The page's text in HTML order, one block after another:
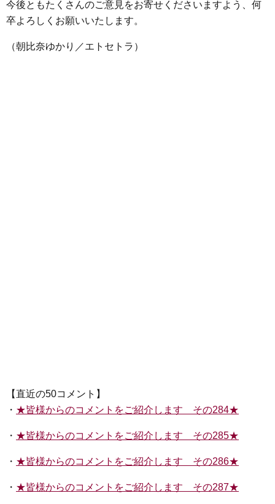
今後ともたくさんのご意見をお寄せくださいますよう、何
卒よろしくお願いいたします。
（朝比奈ゆかり／エトセトラ）
【直近の50コメント】
・ ★皆様からのコメントをご紹介します その284★
・ ★皆様からのコメントをご紹介します その285★
・ ★皆様からのコメントをご紹介します その286★
・ ★皆様からのコメントをご紹介します その287★